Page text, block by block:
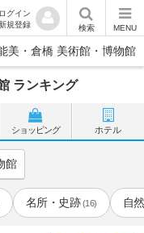
ログイン
規登録
検索 MENU
美・倉橋 美術館・博物館
ランキング
ショッピング ホテル
館
名所・史跡 (16) 自